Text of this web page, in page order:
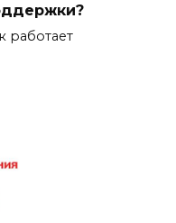
работает